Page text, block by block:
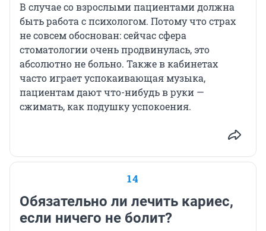
В случае со взрослыми пациентами должна
быть работа с психологом. Потому что страх
не совсем обоснован: сейчас сфера
стоматологии очень продвинулась, это
абсолютно не больно. Также в кабинетах
часто играет успокаивающая музыка,
пациентам дают что-нибудь в руки —
сжимать, как подушку успокоения.
14
Обязательно ли лечить кариес,
если ничего не болит?